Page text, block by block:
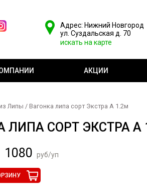
Адрес: Нижний Новгород
ул. Суздальская д. 70
искать на карте
АКЦИИ
Липы / Вагонка липа сорт Экстра А 1.2м
ЛИПА СОРТ ЭКСТРА А
1080 руб/уп